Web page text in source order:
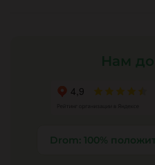
Нам
Drom: 100%